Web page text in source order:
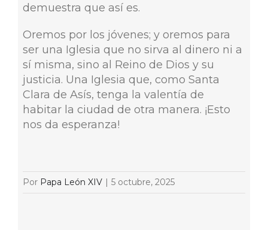
demuestra que así es.
Oremos por los jóvenes; y oremos para
ser una Iglesia que no sirva al dinero ni a
sí misma, sino al Reino de Dios y su
justicia. Una Iglesia que, como Santa
Clara de Asís, tenga la valentía de
habitar la ciudad de otra manera. ¡Esto
nos da esperanza!
Por Papa León XIV | 5 octubre, 2025